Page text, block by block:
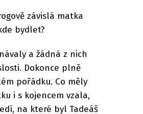
závislá matka
bydlet?
a žádná z nich
Dokonce plně
pořádku. Co měly
i s kojencem vzala,
na které byl Tadeáš